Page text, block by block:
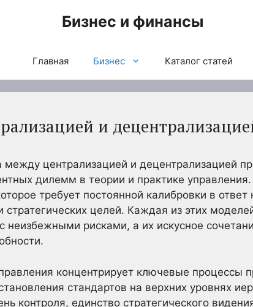
Бизнес и финансы
Главная Бизнес Каталог статей
и
между централизацией и децентрализацией
дилемм в теории и практике управления.
требует постоянной калибровки в
целей. Каждая из этих
неизбежными рисками, а их искусное
концентрирует ключевые процессы
стандартов на верхних уровнях
контроля, единство стратегического